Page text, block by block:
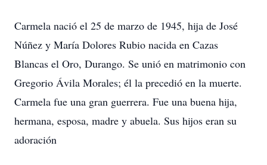
Carmela nació el 25 de marzo de 1945, hija de José
Núñez y María Dolores Rubio nacida en Cazas
Blancas el Oro, Durango. Se unió en matrimonio con
Gregorio Ávila Morales; él la precedió en la muerte.
Carmela fue una gran guerrera. Fue una buena hija,
hermana, esposa, madre y abuela. Sus hijos eran su
adoración